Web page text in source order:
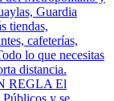
Guardia
tiendas,
cafeterías,
lo que necesitas
distancia.
REGLA El
y se